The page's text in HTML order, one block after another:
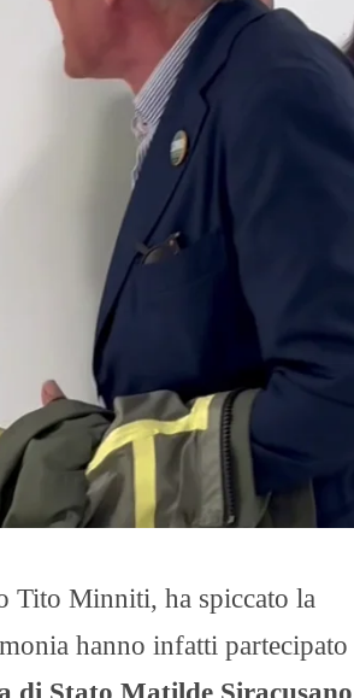
Tito Minniti, ha spiccato la
hanno infatti partecipato